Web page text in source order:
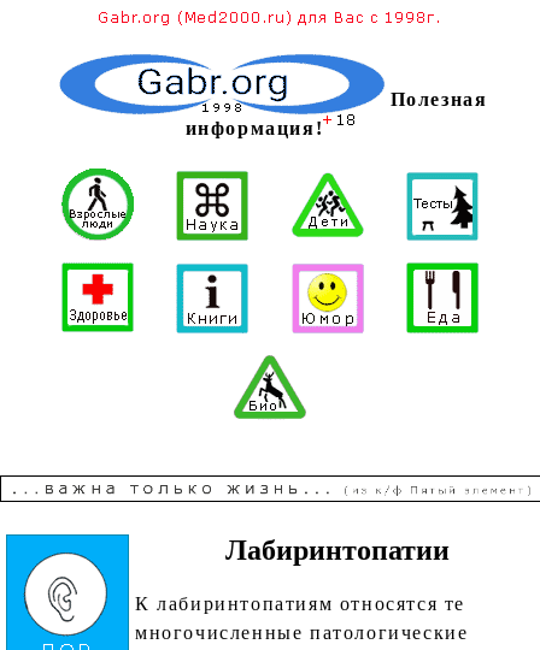
Полезная
информация!
Лабиринтопатии
К лабиринтопатиям относятся те
многочисленные патологические